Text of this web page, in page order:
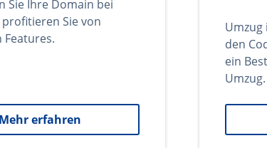
Sie Ihre Domain bei
profitieren Sie von
Features.
Mehr erfahren
Umzug
den
ein
Umzug.